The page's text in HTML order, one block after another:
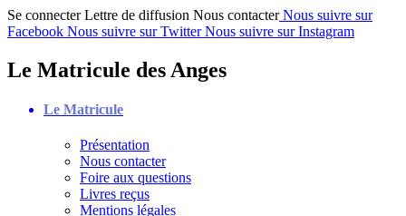
Se connecter Lettre de diffusion Nous contacter Nous suivre sur
Facebook Nous suivre sur Twitter Nous suivre sur Instagram
Le Matricule des Anges
Le Matricule
Présentation
Nous contacter
Foire aux questions
Livres reçus
Mentions légales